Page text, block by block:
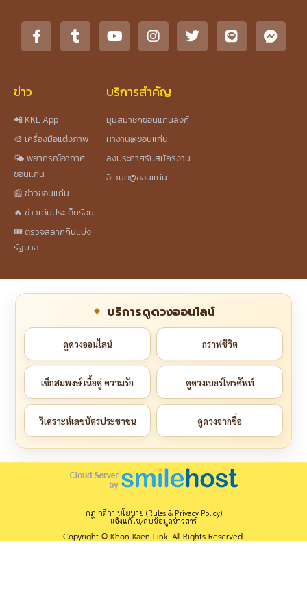
ข่าว
📲 KKL App
🎨 เครื่องมือแต่งภาพ
🌤️ พยากรณ์อากาศ
ขอนแก่น
📰 ข่าวขอนแก่น
🔥 ข่าวเด่นประเด็นร้อน
🎟️ ตรวจสลากกินแบ่ง
รัฐบาล
บริการสำคัญ
มุมสมาชิกขอนแก่นลิงก์
หางาน@ขอนแก่น
ลงประกาศรับสมัครงาน
อีเวนต์@ขอนแก่น
บริการดูดวงออนไลน์
ดูดวงออนไลน์ กราฟชีวิต
เช็กสมพงษ์ เนื้อคู่ ความรัก ดูดวงเบอร์โทรศัพท์
วิเคราะห์เลขบัตรประชาชน ดูดวงจากชื่อ
กฎ กติกา นโยบาย (Rules & Privacy Policy)
แจ้งแก้ไข/ลบข้อมูลข่าวสาร
Copyright © Khon Kaen Link. All Rights Reserved.